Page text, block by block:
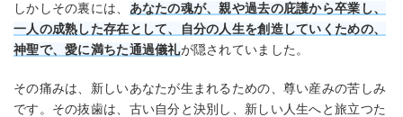
しかしその裏には、 あなたの魂が、親や過去の庇護から卒業し、
一人の成熟した存在として、自分の人生を創造していくための、
神聖で、愛に満ちた通過儀礼が隠されていました。
その痛みは、新しいあなたが生まれるための、尊い産みの苦しみ
です。その抜歯は、古い自分と決別し、新しい人生へと旅立つた